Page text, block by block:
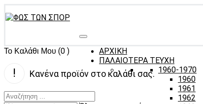
ΑΡΧΙΚΗ
ΠΑΛΑΙΟΤΕΡΑ ΤΕΥΧΗ
1960-1970
1960
1961
1962
Το Καλάθι Μου (0 )
Κανένα προϊόν στο καλάθι σας.